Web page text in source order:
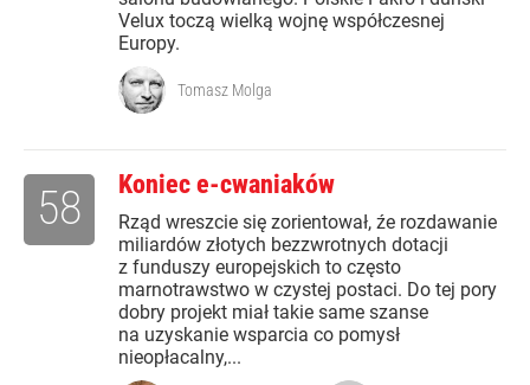
Velux toczą wielką wojnę współczesnej
Europy.
Tomasz Molga
Koniec e-cwaniaków
Rząd wreszcie się zorientował, źe rozdawanie
miliardów złotych bezzwrotnych dotacji
z funduszy europejskich to często
marnotrawstwo w czystej postaci. Do tej pory
dobry projekt miał takie same szanse
na uzyskanie wsparcia co pomysł
nieopłacalny,...
58